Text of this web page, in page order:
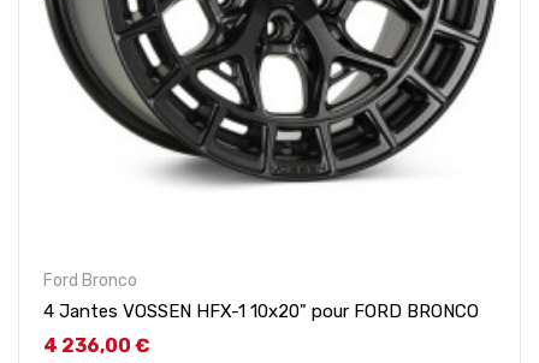
Ford Bronco
4 Jantes VOSSEN HFX-1 10x20" pour FORD BRONCO
Prix
4 236,00 €